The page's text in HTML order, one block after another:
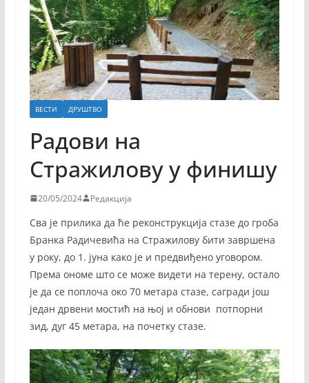
ВЕСТИ ДРУШТВО
Радови на
Стражилову у финишу
20/05/2024 Редакција
Сва је прилика да ће реконструкција стазе до гроба
Бранка Радичевића на Стражилову бити завршена
у року, до 1. јуна како је и предвиђено уговором.
Према ономе што се може видети на терену, остало
је да се поплоча око 70 метара стазе, сагради још
један дрвени мостић на њој и обнови потпорни
зид, дуг 45 метара, на почетку стазе.